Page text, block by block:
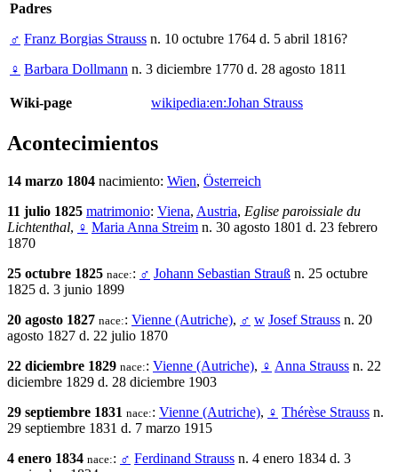
Padres
♂ Franz Borgias Strauss n. 10 octubre 1764 d. 5 abril 1816?
♀ Barbara Dollmann n. 3 diciembre 1770 d. 28 agosto 1811
Wiki-page wikipedia:en:Johan Strauss
Acontecimientos
14 marzo 1804 nacimiento: Wien, Österreich
11 julio 1825 matrimonio: Viena, Austria, Eglise paroissiale du
Lichtenthal, ♀ Maria Anna Streim n. 30 agosto 1801 d. 23 febrero
1870
25 octubre 1825 nace:: ♂ Johann Sebastian Strauß n. 25 octubre
1825 d. 3 junio 1899
20 agosto 1827 nace:: Vienne (Autriche), ♂ w Josef Strauss n. 20
agosto 1827 d. 22 julio 1870
22 diciembre 1829 nace:: Vienne (Autriche), ♀ Anna Strauss n. 22
diciembre 1829 d. 28 diciembre 1903
29 septiembre 1831 nace:: Vienne (Autriche), ♀ Thérèse Strauss n.
29 septiembre 1831 d. 7 marzo 1915
4 enero 1834 nace:: ♂ Ferdinand Strauss n. 4 enero 1834 d. 3